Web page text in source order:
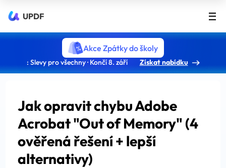
UPDF
Akce Zpátky do školy
: Slevy pro všechny · Končí 8. září Získat nabídku
Jak opravit chybu Adobe
Acrobat "Out of Memory" (4
ověřená řešení + lepší
alternativy)